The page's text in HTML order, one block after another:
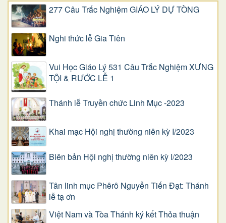
277 Câu Trắc Nghiệm GIÁO LÝ DỰ TÒNG
Nghi thức lễ Gia Tiên
Vui Học Giáo Lý 531 Câu Trắc Nghiệm XƯNG
TỘI & RƯỚC LỄ 1
Thánh lễ Truyền chức Linh Mục -2023
Khai mạc Hội nghị thường niên kỳ I/2023
Biên bản Hội nghị thường niên kỳ I/2023
Tân linh mục Phêrô Nguyễn Tiến Đạt: Thánh
lễ tạ ơn
Việt Nam và Tòa Thánh ký kết Thỏa thuận